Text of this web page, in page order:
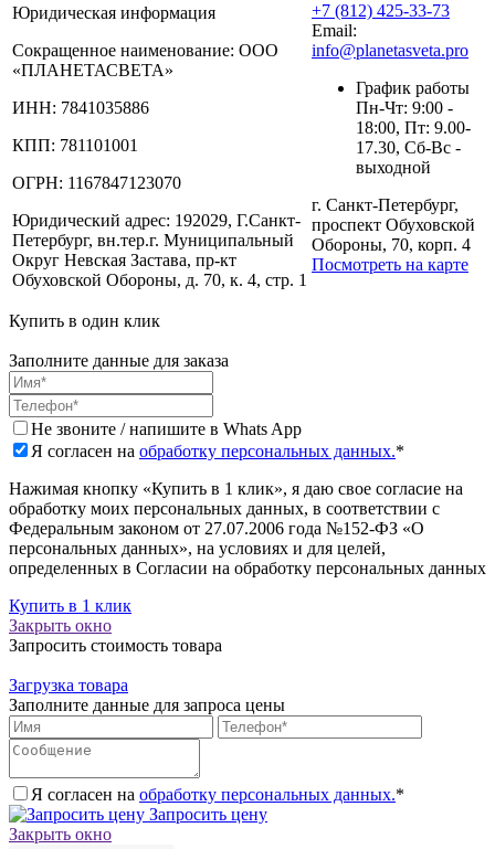
Юридическая информация
Сокращенное наименование: ООО
«ПЛАНЕТАСВЕТА»
ИНН: 7841035886
КПП: 781101001
ОГРН: 1167847123070
Юридический адрес: 192029, Г.Санкт-
Петербург, вн.тер.г. Муниципальный
Округ Невская Застава, пр-кт
Обуховской Обороны, д. 70, к. 4, стр. 1
+7 (812) 425-33-73
Email:
info@planetasveta.pro
График работы
Пн-Чт: 9:00 -
18:00, Пт: 9.00-
17.30, Сб-Вс -
выходной
г. Санкт-Петербург,
проспект Обуховской
Обороны, 70, корп. 4
Посмотреть на карте
Купить в один клик
Заполните данные для заказа
Не звоните / напишите в Whats App
Я согласен на обработку персональных данных.*
Нажимая кнопку «Купить в 1 клик», я даю свое согласие на
обработку моих персональных данных, в соответствии с
Федеральным законом от 27.07.2006 года №152-ФЗ «О
персональных данных», на условиях и для целей,
определенных в Согласии на обработку персональных данных
Купить в 1 клик
Закрыть окно
Запросить стоимость товара
Загрузка товара
Заполните данные для запроса цены
Я согласен на обработку персональных данных.*
Запросить цену
Закрыть окно